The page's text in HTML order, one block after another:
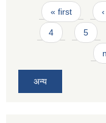
Pages
« first
4 5
अन्य